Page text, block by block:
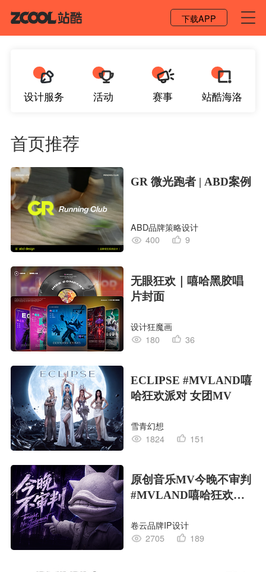
下载APP
设计服务 活动 赛事 站酷海洛
首页推荐
GR 微光跑者 | ABD案例
ABD品牌策略设计
400
9
无眼狂欢｜嘻哈黑胶唱
片封面
设计狂魔画
180
36
ECLIPSE #MVLAND嘻
哈狂欢派对 女团MV
雪青幻想
1824
151
原创音乐MV今晚不审判
#MVLAND嘻哈狂欢派
卷云品牌IP设计
2705
189